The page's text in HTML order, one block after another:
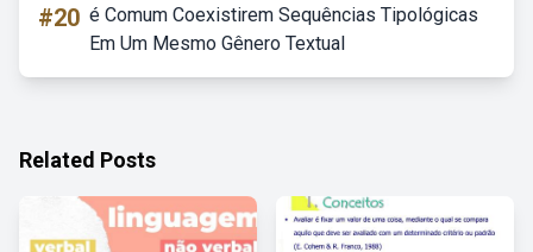
#20 é Comum Coexistirem Sequências Tipológicas
Em Um Mesmo Gênero Textual
Related Posts